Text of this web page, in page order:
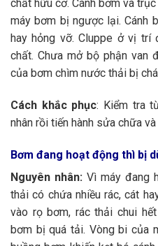
chất hữu cơ. Cánh bơm và
máy bơm bị ngược lại. Cánh
hay hỏng vỡ. Cluppe ở vị
chất. Chưa mở bộ phận van
của bơm chìm nước thải bị
Cách khắc phục: Kiểm tra
nhân rồi tiến hành sửa chữa
Bơm đang hoạt động thì bị
Nguyên nhân: Vì máy đang
thải có chứa nhiều rác, cát
vào rọ bơm, rác thải chui
bơm bị quá tải. Vòng bi của